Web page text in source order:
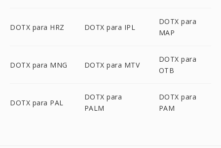
DOTX para HRZ DOTX para IPL
DOTX para
MAP
DOTX para MNG DOTX para MTV
DOTX para
OTB
DOTX para PAL
DOTX para
PALM
DOTX para
PAM